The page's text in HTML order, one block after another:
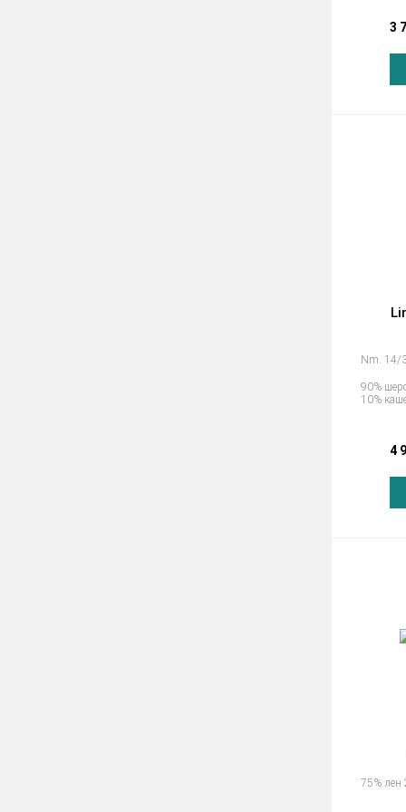
3
Nm. 14/
90%
10%
4
75% лен